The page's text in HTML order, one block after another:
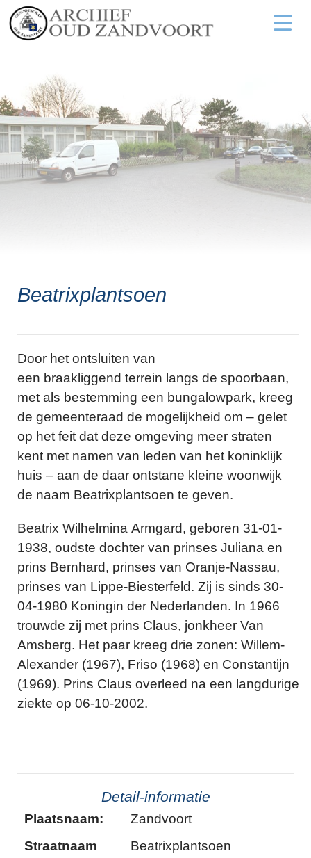
Beatrixplantsoen
Door het ontsluiten van
een braakliggend terrein langs de spoorbaan,
met als bestemming een bungalowpark, kreeg
de gemeenteraad de mogelijkheid om – gelet
op het feit dat deze omgeving meer straten
kent met namen van leden van het koninklijk
huis – aan de daar ontstane kleine woonwijk
de naam Beatrixplantsoen te geven.
Beatrix Wilhelmina Armgard, geboren 31-01-
1938, oudste dochter van prinses Juliana en
prins Bernhard, prinses van Oranje-Nassau,
prinses van Lippe-Biesterfeld. Zij is sinds 30-
04-1980 Koningin der Nederlanden. In 1966
trouwde zij met prins Claus, jonkheer Van
Amsberg. Het paar kreeg drie zonen: Willem-
Alexander (1967), Friso (1968) en Constantijn
(1969). Prins Claus overleed na een langdurige
ziekte op 06-10-2002.
Detail-informatie
Plaatsnaam:
Zandvoort
Straatnaam
Beatrixplantsoen